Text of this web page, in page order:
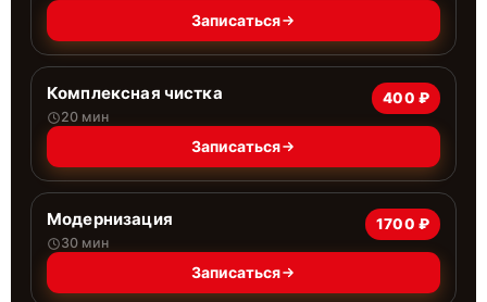
Записаться
Комплексная чистка
20 мин
400 ₽
Записаться
Модернизация
30 мин
1700 ₽
Записаться